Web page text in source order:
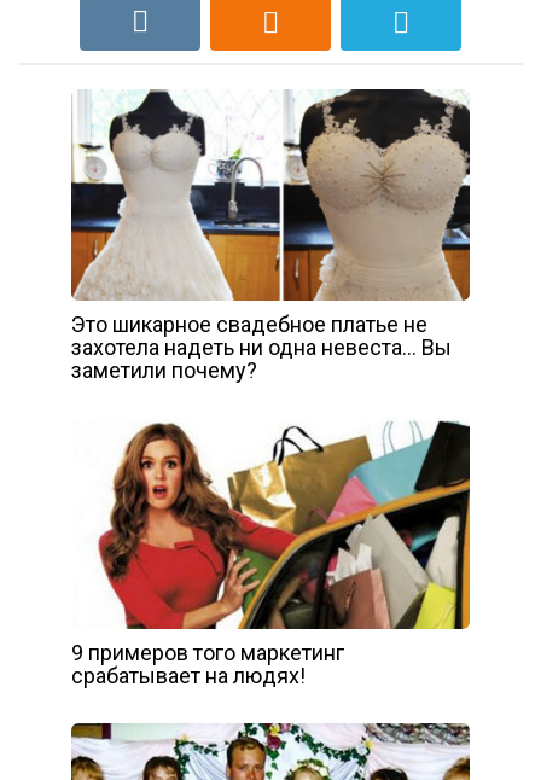
Это шикарное свадебное платье не
захотела надеть ни одна невеста… Вы
заметили почему?
9 примеров того маркетинг
срабатывает на людях!